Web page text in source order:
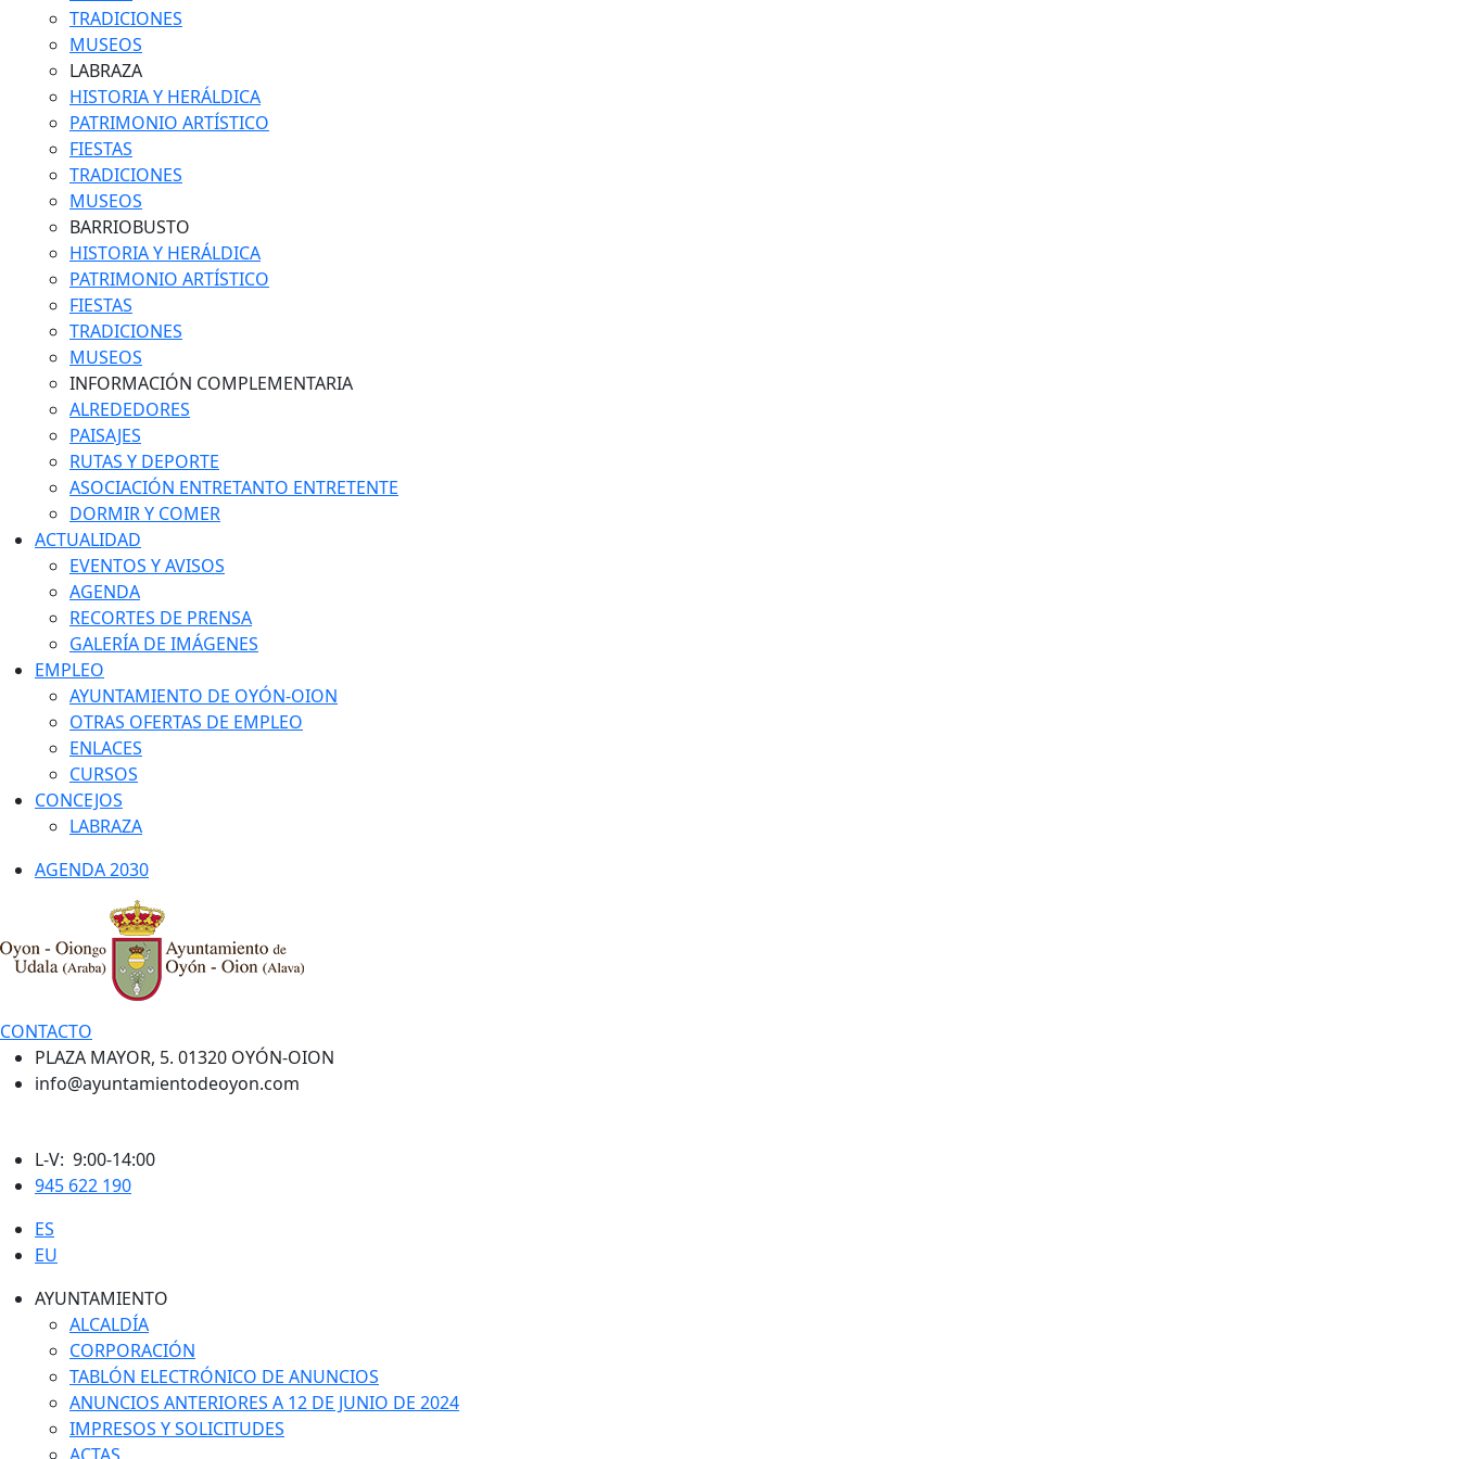
TRADICIONES
MUSEOS
LABRAZA
HISTORIA Y HERÁLDICA
PATRIMONIO ARTÍSTICO
FIESTAS
TRADICIONES
MUSEOS
BARRIOBUSTO
HISTORIA Y HERÁLDICA
PATRIMONIO ARTÍSTICO
FIESTAS
TRADICIONES
MUSEOS
INFORMACIÓN COMPLEMENTARIA
ALREDEDORES
PAISAJES
RUTAS Y DEPORTE
ASOCIACIÓN ENTRETANTO ENTRETENTE
DORMIR Y COMER
ACTUALIDAD
EVENTOS Y AVISOS
AGENDA
RECORTES DE PRENSA
GALERÍA DE IMÁGENES
EMPLEO
AYUNTAMIENTO DE OYÓN-OION
OTRAS OFERTAS DE EMPLEO
ENLACES
CURSOS
CONCEJOS
LABRAZA
AGENDA 2030
CONTACTO
PLAZA MAYOR, 5. 01320 OYÓN-OION
info@ayuntamientodeoyon.com
L-V: 9:00-14:00
945 622 190
ES
EU
AYUNTAMIENTO
ALCALDÍA
CORPORACIÓN
TABLÓN ELECTRÓNICO DE ANUNCIOS
ANUNCIOS ANTERIORES A 12 DE JUNIO DE 2024
IMPRESOS Y SOLICITUDES